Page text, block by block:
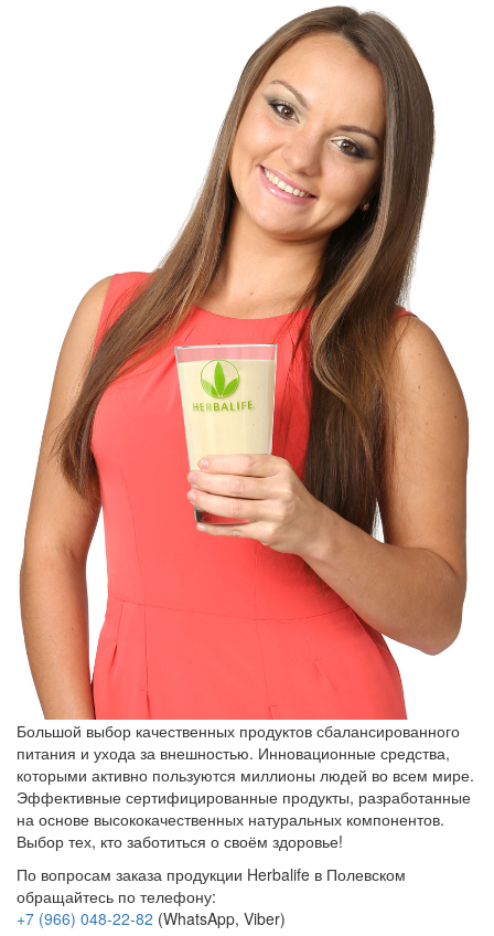
Большой выбор качественных продуктов сбалансированного
питания и ухода за внешностью. Инновационные средства,
которыми активно пользуются миллионы людей во всем мире.
Эффективные сертифицированные продукты, разработанные
на основе высококачественных натуральных компонентов.
Выбор тех, кто заботиться о своём здоровье!
По вопросам заказа продукции Herbalife в Полевском
обращайтесь по телефону:
+7 (966) 048-22-82 (WhatsApp, Viber)